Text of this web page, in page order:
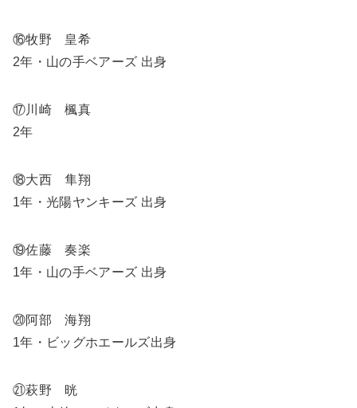
⑯牧野 皇希
2年・山の手ベアーズ 出身
⑰川崎 楓真
2年
⑱大西 隼翔
1年・光陽ヤンキーズ 出身
⑲佐藤 奏楽
1年・山の手ベアーズ 出身
⑳阿部 海翔
1年・ビッグホエールズ出身
㉑萩野 晄